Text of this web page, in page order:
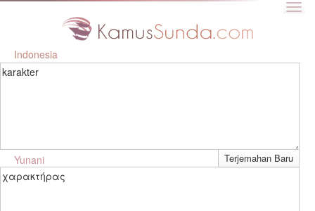
Indonesia
karakter
Yunani
χαρακτήρας